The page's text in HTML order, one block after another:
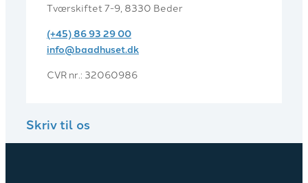
Tværskiftet 7-9, 8330 Beder
(+45) 86 93 29 00
info@baadhuset.dk​
CVR nr.: 32060986
Skriv til os